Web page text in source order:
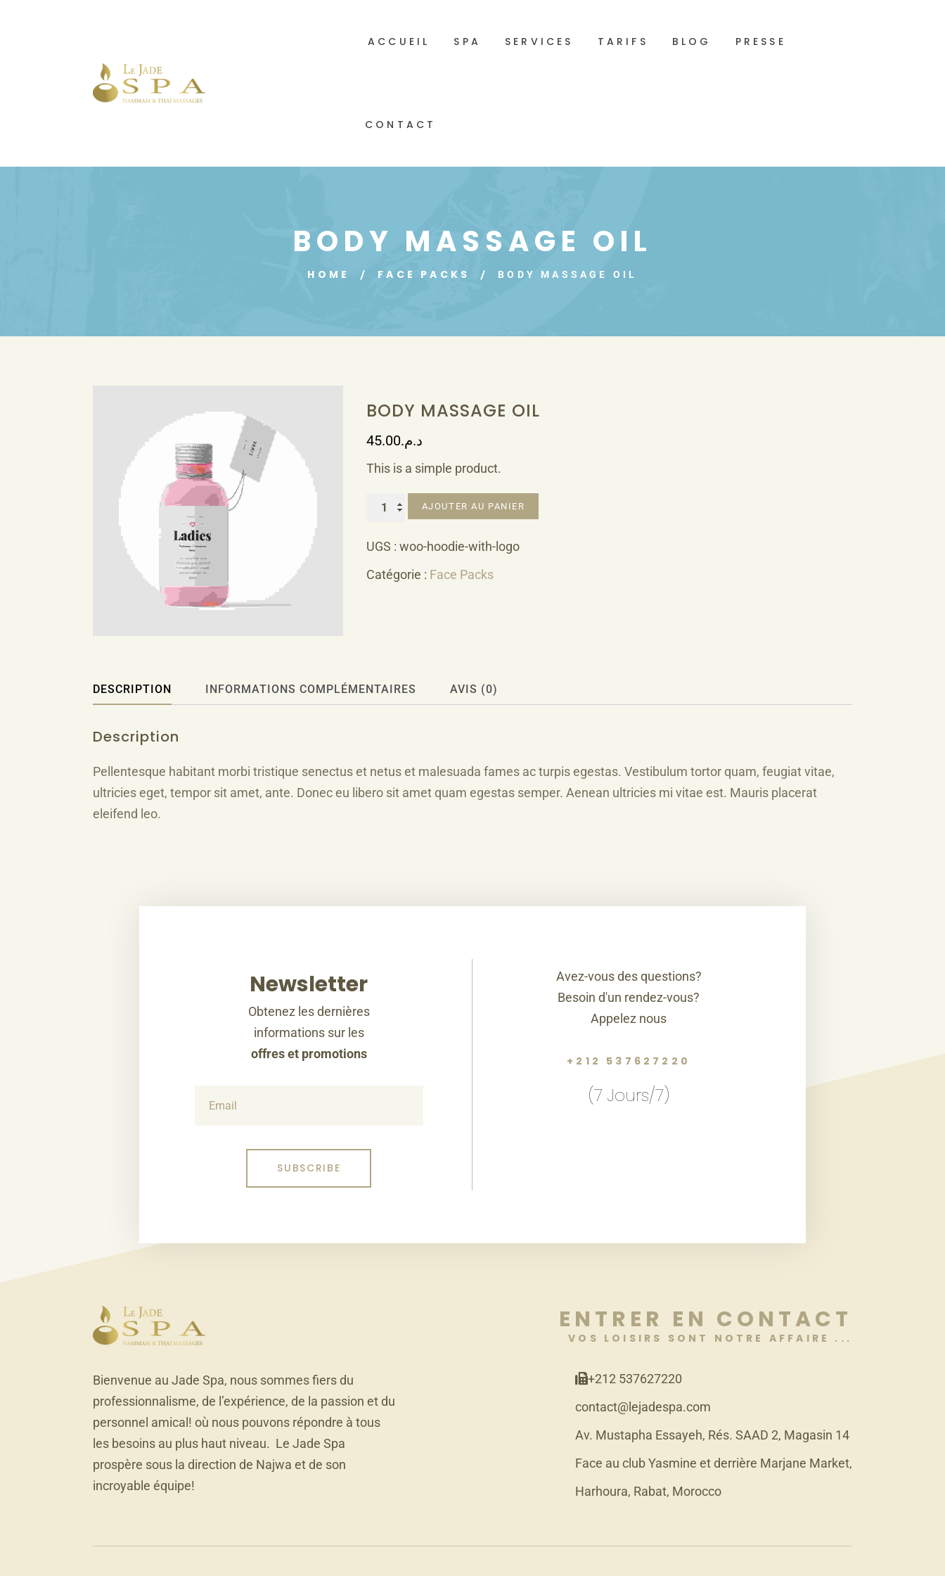
ACCUEIL SPA SERVICES TARIFS BLOG PRESSE
CONTACT
BODY MASSAGE OIL
HOME FACE PACKS BODY MASSAGE OIL
BODY MASSAGE OIL
د.م.45.00
This is a simple product.
quantité
Body
Massage
AJOUTER AU PANIER
UGS : woo-hoodie-with-logo
Catégorie : Face Packs
DESCRIPTION INFORMATIONS COMPLÉMENTAIRES AVIS (0)
Description
Pellentesque habitant morbi tristique senectus et netus et malesuada fames ac turpis egestas. Vestibulum tortor quam, feugiat vitae,
ultricies eget, tempor sit amet, ante. Donec eu libero sit amet quam egestas semper. Aenean ultricies mi vitae est. Mauris placerat
eleifend leo.
Newsletter
Obtenez les dernières
informations sur les
offres et promotions
Avez-vous des questions?
Besoin d'un rendez-vous?
Appelez nous
+212 537627220
(7 Jours/7)
Bienvenue au Jade Spa, nous sommes fiers du
professionnalisme, de l’expérience, de la passion et du
personnel amical! où nous pouvons répondre à tous
les besoins au plus haut niveau. Le Jade Spa
prospère sous la direction de Najwa et de son
incroyable équipe!
ENTRER EN CONTACT
VOS LOISIRS SONT NOTRE AFFAIRE ...
+212 537627220
contact@lejadespa.com
Av. Mustapha Essayeh, Rés. SAAD 2, Magasin 14
Face au club Yasmine et derrière Marjane Market,
Harhoura, Rabat, Morocco